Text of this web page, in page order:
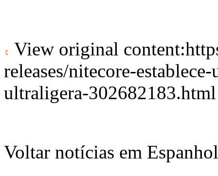
View original content:
releases/nitecore-
ultraligera-302682183.html
Voltar notícias em Espanhol